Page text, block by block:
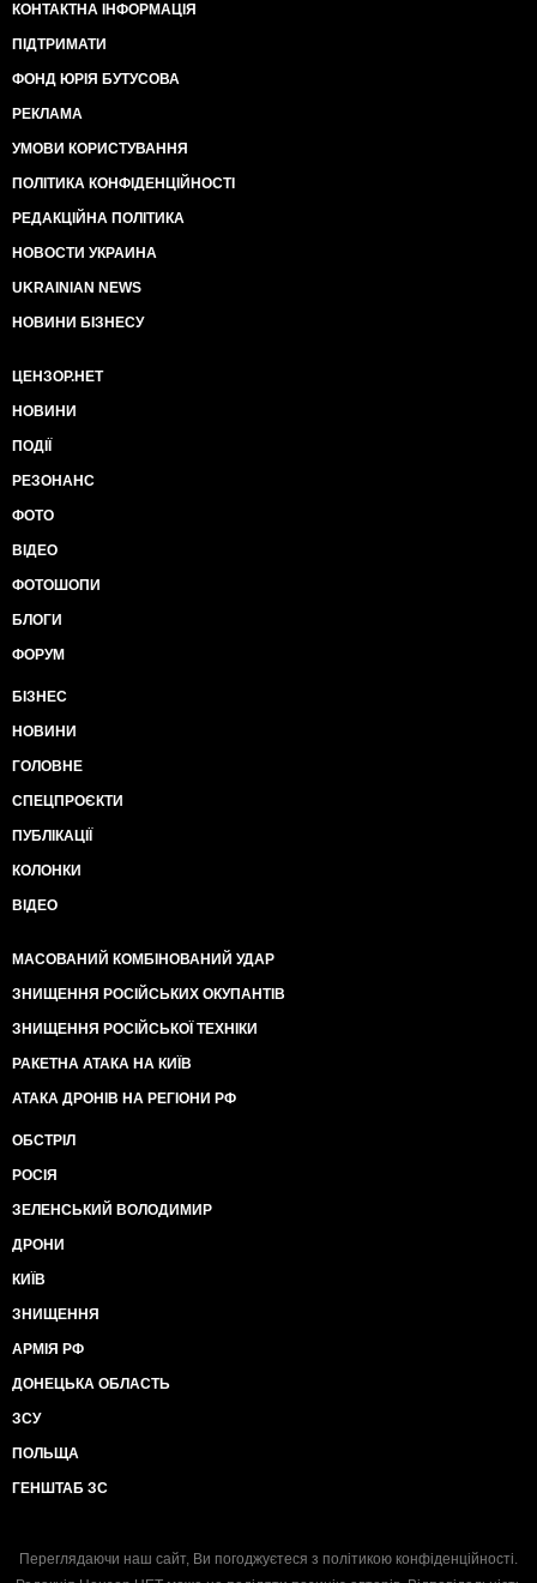
КОНТАКТНА ІНФОРМАЦІЯ
ПІДТРИМАТИ
ФОНД ЮРІЯ БУТУСОВА
РЕКЛАМА
УМОВИ КОРИСТУВАННЯ
ПОЛІТИКА КОНФІДЕНЦІЙНОСТІ
РЕДАКЦІЙНА ПОЛІТИКА
НОВОСТИ УКРАИНА
UKRAINIAN NEWS
НОВИНИ БІЗНЕСУ
ЦЕНЗОР.НЕТ
НОВИНИ
ПОДІЇ
РЕЗОНАНС
ФОТО
ВІДЕО
ФОТОШОПИ
БЛОГИ
ФОРУМ
БІЗНЕС
НОВИНИ
ГОЛОВНЕ
СПЕЦПРОЄКТИ
ПУБЛІКАЦІЇ
КОЛОНКИ
ВІДЕО
МАСОВАНИЙ КОМБІНОВАНИЙ УДАР
ЗНИЩЕННЯ РОСІЙСЬКИХ ОКУПАНТІВ
ЗНИЩЕННЯ РОСІЙСЬКОЇ ТЕХНІКИ
РАКЕТНА АТАКА НА КИЇВ
АТАКА ДРОНІВ НА РЕГІОНИ РФ
ОБСТРІЛ
РОСІЯ
ЗЕЛЕНСЬКИЙ ВОЛОДИМИР
ДРОНИ
КИЇВ
ЗНИЩЕННЯ
АРМІЯ РФ
ДОНЕЦЬКА ОБЛАСТЬ
ЗСУ
ПОЛЬЩА
ГЕНШТАБ ЗС
Переглядаючи наш сайт, Ви погоджуєтеся з політикою конфіденційності.